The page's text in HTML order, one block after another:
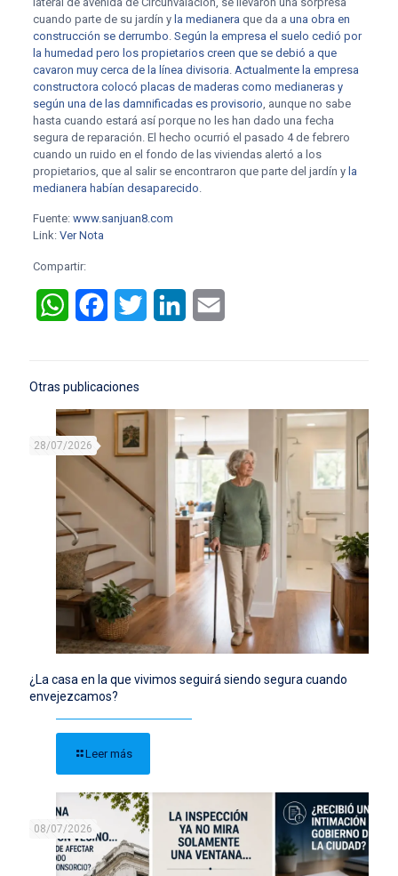
cuando parte de su jardín y la medianera que da a una obra en
construcción se derrumbo. Según la empresa el suelo cedió por
la humedad pero los propietarios creen que se debió a que
cavaron muy cerca de la línea divisoria. Actualmente la empresa
constructora colocó placas de maderas como medianeras y
según una de las damnificadas es provisorio, aunque no sabe
hasta cuando estará así porque no les han dado una fecha
segura de reparación. El hecho ocurrió el pasado 4 de febrero
cuando un ruido en el fondo de las viviendas alertó a los
propietarios, que al salir se encontraron que parte del jardín y la
medianera habían desaparecido.
Fuente: www.sanjuan8.com
Link: Ver Nota
Compartir:
WhatsAppFacebookTwitter LinkedIn
Otras publicaciones
28/07/2026
¿La casa en la que vivimos seguirá siendo segura cuando
envejezcamos?
Leer más
08/07/2026